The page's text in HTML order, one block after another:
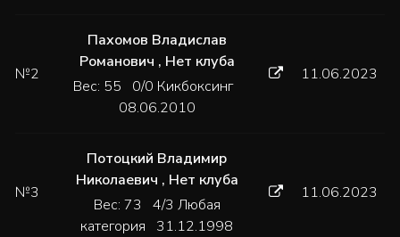
№2
Пахомов Владислав
Романович , Нет клуба
Вес: 55 0/0 Кикбоксинг
08.06.2010
11.06.2023
№3
Потоцкий Владимир
Николаевич , Нет клуба
Вес: 73 4/3 Любая
категория 31.12.1998
11.06.2023